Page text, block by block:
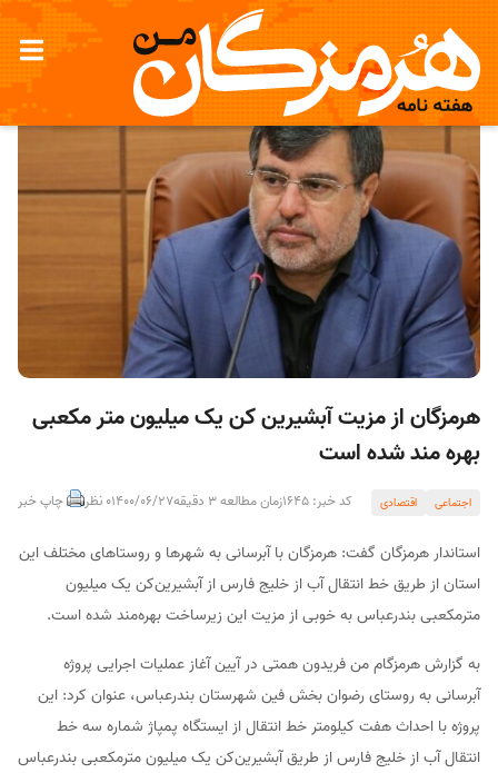
هرمزگان از مزیت آبشیرین کن یک میلیون متر مکعبی
بهره مند شده است
اجتماعی اقتصادی کد خبر: 1645 زمان مطالعه 3 دقیقه 1400/06/270 نظر چاپ خبر
استاندار هرمزگان گفت: هرمزگان با آبرسانی به شهرها و روستاهای مختلف این
استان از طریق خط انتقال آب از خلیج فارس از آبشیرین‌کن یک میلیون
مترمکعبی بندرعباس به خوبی از مزیت این زیرساخت بهره‌مند شده است.
به گزارش هرمزگام من فریدون همتی در آیین آغاز عملیات اجرایی پروژه
آبرسانی به روستای رضوان بخش فین شهرستان بندرعباس، عنوان کرد: این
پروژه با احداث هفت کیلومتر خط انتقال از ایستگاه پمپاژ شماره سه خط
انتقال آب از خلیج فارس از طریق آبشیرین‌کن یک میلیون مترمکعبی بندرعباس